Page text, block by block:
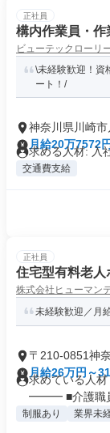
正社員
構内作業員・作
ビューテックローリ
\未経験歓迎！資
ート！/
神奈川県川崎
月給20万7572
求める人材: 入
交通費支給
正社員
住宅型有料老人
株式会社ヒューマン
未経験歓迎／月
〒210-0851神
月給26万円～
求めている
━━━ ■介護職
制服あり 業界未